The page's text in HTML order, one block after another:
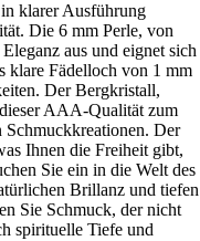
klarer Ausführung
Die 6 mm Perle, von
aus und eignet sich
klare Fädelloch von 1 mm
Der Bergkristall,
AAA-Qualität zum
Der
Ihnen die Freiheit gibt,
Sie ein in die Welt des
Brillanz und tiefen
Sie Schmuck, der nicht
spirituelle Tiefe und